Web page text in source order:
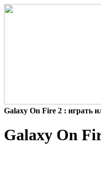
Galaxy On Fire 2 : играть
Galaxy On